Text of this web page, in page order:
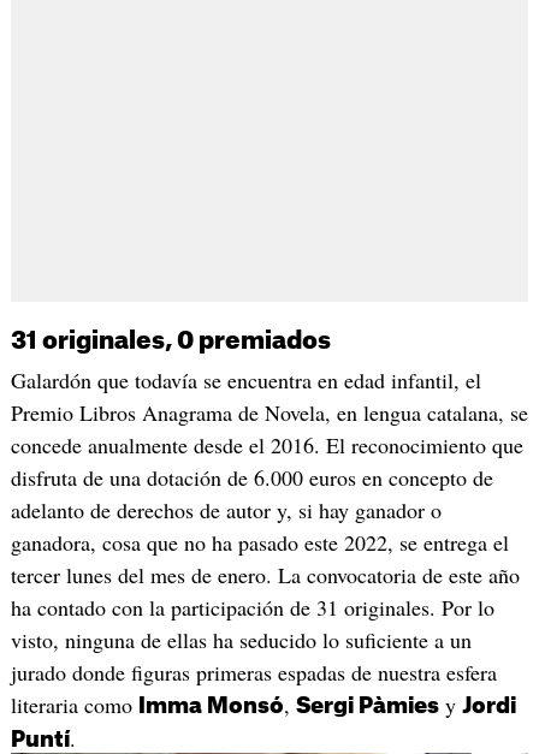
31 originales, 0 premiados
Galardón que todavía se encuentra en edad infantil, el
Premio Libros Anagrama de Novela, en lengua catalana, se
concede anualmente desde el 2016. El reconocimiento que
disfruta de una dotación de 6.000 euros en concepto de
adelanto de derechos de autor y, si hay ganador o
ganadora, cosa que no ha pasado este 2022, se entrega el
tercer lunes del mes de enero. La convocatoria de este año
ha contado con la participación de 31 originales. Por lo
visto, ninguna de ellas ha seducido lo suficiente a un
jurado donde figuras primeras espadas de nuestra esfera
literaria como
Imma Monsó, Sergi Pàmiesy Jordi
Puntí.